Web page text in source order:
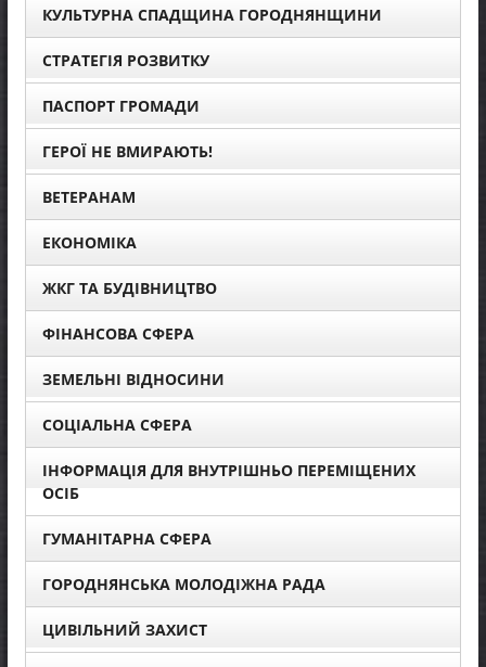
КУЛЬТУРНА СПАДЩИНА ГОРОДНЯНЩИНИ
СТРАТЕГІЯ РОЗВИТКУ
ПАСПОРТ ГРОМАДИ
ГЕРОЇ НЕ ВМИРАЮТЬ!
ВЕТЕРАНАМ
ЕКОНОМІКА
ЖКГ ТА БУДІВНИЦТВО
ФІНАНСОВА СФЕРА
ЗЕМЕЛЬНІ ВІДНОСИНИ
СОЦІАЛЬНА СФЕРА
ІНФОРМАЦІЯ ДЛЯ ВНУТРІШНЬО ПЕРЕМІЩЕНИХ
ОСІБ
ГУМАНІТАРНА СФЕРА
ГОРОДНЯНСЬКА МОЛОДІЖНА РАДА
ЦИВІЛЬНИЙ ЗАХИСТ